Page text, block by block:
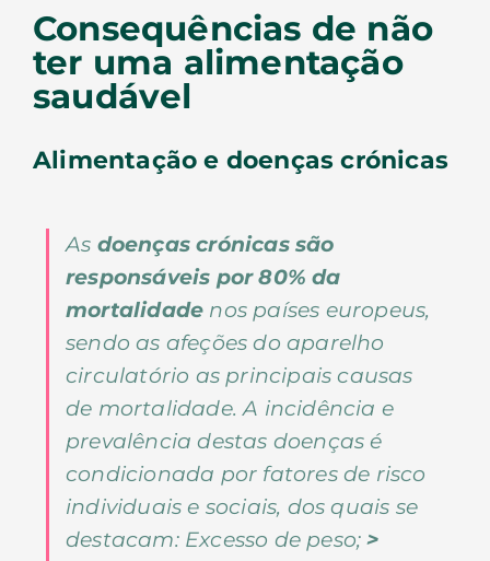
Consequências de não
ter uma alimentação
saudável
Alimentação e doenças crónicas
As doenças crónicas são
responsáveis por 80% da
mortalidade nos países europeus,
sendo as afeções do aparelho
circulatório as principais causas
de mortalidade. A incidência e
prevalência destas doenças é
condicionada por fatores de risco
individuais e sociais, dos quais se
destacam: Excesso de peso;>